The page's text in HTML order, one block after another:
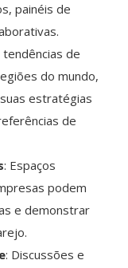
painéis de
de
do mundo,
estratégias
de
: Espaços
podem
e demonstrar
: Discussões e